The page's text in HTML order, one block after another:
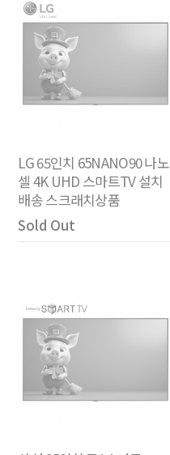
LG 65인치 65NANO90 나노
셀 4K UHD 스마트TV 설치
배송 스크래치상품
Sold Out